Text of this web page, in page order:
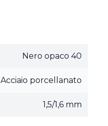
Nero opaco 40
Acciaio porcellanato
1,5/1,6 mm